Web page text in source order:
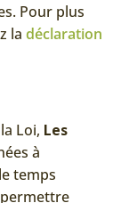
Pour plus
la déclaration
Loi, Les
à
temps